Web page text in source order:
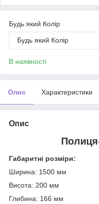
Будь який Колір
Будь який Колір
В наявності
Опис Характеристики
Опис
Габаритні розміри:
Ширина: 1500 мм
Висота: 200 мм
Глибина: 166 мм